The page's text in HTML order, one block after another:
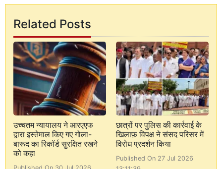
Related Posts
उच्चतम न्यायालय ने आरएएफ
द्वारा इस्तेमाल किए गए गोला-
बारूद का रिकॉर्ड सुरक्षित रखने
को कहा
छात्रों पर पुलिस की कार्रवाई के
खिलाफ़ विपक्ष ने संसद परिसर में
विरोध प्रदर्शन किया
Published On 27 Jul 2026